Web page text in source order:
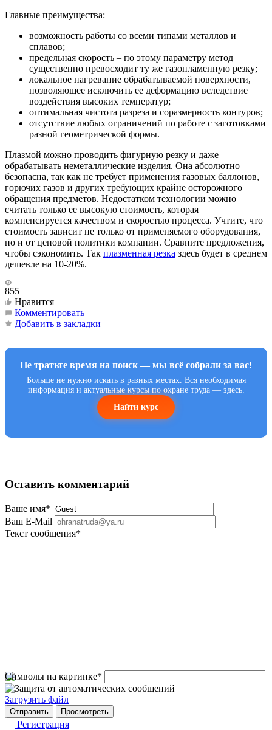
Главные преимущества:
возможность работы со всеми типами металлов и
сплавов;
предельная скорость – по этому параметру метод
существенно превосходит ту же газопламенную резку;
локальное нагревание обрабатываемой поверхности,
позволяющее исключить ее деформацию вследствие
воздействия высоких температур;
оптимальная чистота разреза и соразмерность контуров;
отсутствие любых ограничений по работе с заготовками
разной геометрической формы.
Плазмой можно проводить фигурную резку и даже
обрабатывать неметаллические изделия. Она абсолютно
безопасна, так как не требует применения газовых баллонов,
горючих газов и других требующих крайне осторожного
обращения предметов. Недостатком технологии можно
считать только ее высокую стоимость, которая
компенсируется качеством и скоростью процесса. Учтите, что
стоимость зависит не только от применяемого оборудования,
но и от ценовой политики компании. Сравните предложения,
чтобы сэкономить. Так плазменная резка здесь будет в среднем
дешевле на 10-20%.
855
Нравится
Комментировать
Добавить в закладки
Не тратьте время на поиск — мы всё собрали за вас!
Больше не нужно искать в разных местах. Вся необходимая
информация и актуальные курсы по охране труда — здесь.
Найти курс
Оставить комментарий
Ваше имя*
Ваш E-Mail
Текст сообщения*
Символы на картинке*
Загрузить файл
Регистрация